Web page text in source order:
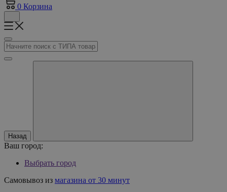
0 Корзина
Назад
Ваш город:
Выбрать город
Самовывоз из магазина от 30 минут